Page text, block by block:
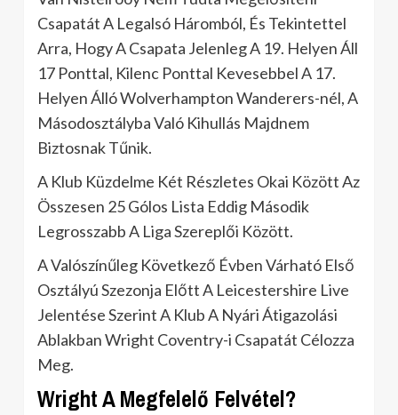
Csapatát A Legalsó Háromból, És Tekintettel
Arra, Hogy A Csapata Jelenleg A 19. Helyen Áll
17 Ponttal, Kilenc Ponttal Kevesebbel A 17.
Helyen Álló Wolverhampton Wanderers-nél, A
Másodosztályba Való Kihullás Majdnem
Biztosnak Tűnik.
A Klub Küzdelme Két Részletes Okai Között Az
Összesen 25 Gólos Lista Eddig Második
Legrosszabb A Liga Szereplői Között.
A Valószínűleg Következő Évben Várható Első
Osztályú Szezonja Előtt A Leicestershire Live
Jelentése Szerint A Klub A Nyári Átigazolási
Ablakban Wright Coventry-i Csapatát Célozza
Meg.
Wright A Megfelelő Felvétel?